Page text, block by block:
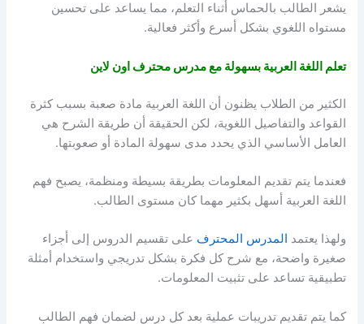
يشعر الطالب بالحماس أثناء التعلم، مما يساعد على تحسين
مستواه اللغوي بشكل أسرع وأكثر فعالية.
تعلم اللغة العربية بسهولة مع مدرس محترف اون لاين
الكثير من الطلاب يظنون أن اللغة العربية مادة صعبة بسبب كثرة
القواعد والتفاصيل اللغوية، لكن الحقيقة أن طريقة الشرح هي
العامل الأساسي الذي يحدد مدى سهولة المادة أو صعوبتها.
فعندما يتم تقديم المعلومات بطريقة بسيطة ومنظمة، يصبح فهم
اللغة العربية أسهل بكثير مهما كان مستوى الطالب.
ولهذا يعتمد المدرس المحترف على تقسيم الدروس إلى أجزاء
صغيرة واضحة، مع شرح كل فكرة بشكل تدريجي واستخدام أمثلة
تطبيقية تساعد على تثبيت المعلومات.
كما يتم تقديم تدريبات عملية بعد كل درس لضمان فهم الطالب